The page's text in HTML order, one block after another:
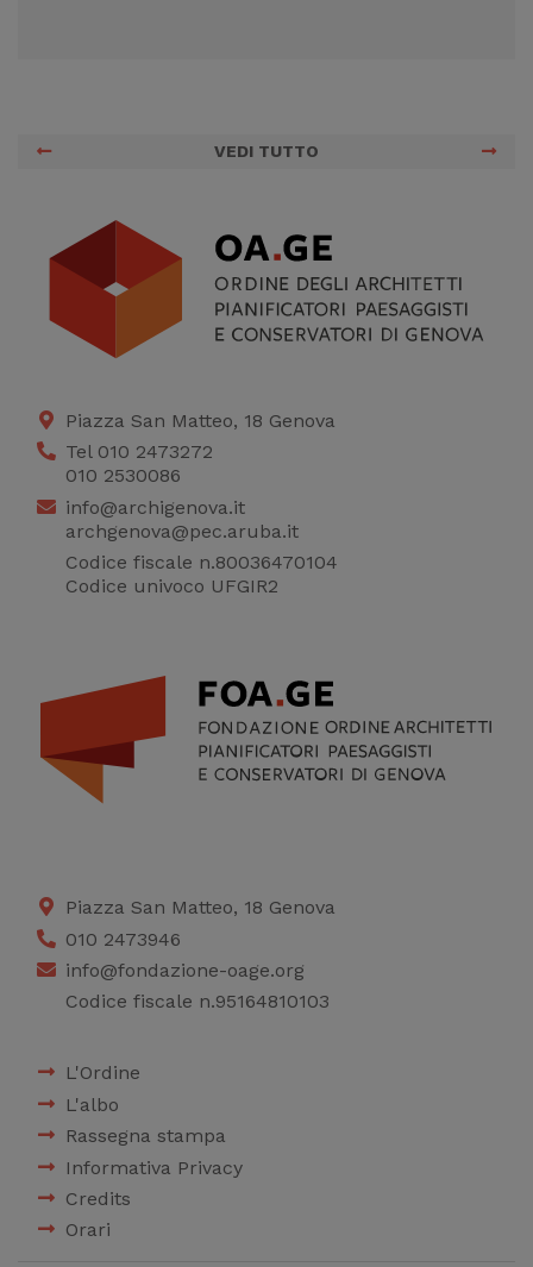
VEDI TUTTO
Piazza San Matteo, 18 Genova
Tel 010 2473272
010 2530086
info@archigenova.it
archgenova@pec.aruba.it
Codice fiscale n.80036470104
Codice univoco UFGIR2
Piazza San Matteo, 18 Genova
010 2473946
info@fondazione-oage.org
Codice fiscale n.95164810103
L'Ordine
L'albo
Rassegna stampa
Informativa Privacy
Credits
Orari